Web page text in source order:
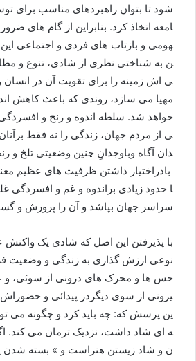
شود تا بتوان راهبردهای مناسب برای
امعه اتخاذ کرد. بنابراین از گام های
هومی و بازتاب های فردی و اجتماعی این
ن به شناختی نظری از شادی، تنوع و
ی اش زمینه را برای تقویت آن در انسان
مهیا می سازد، روندی که باعث کاهش
خواهد شد. سلطه اندوه و رنج و
ی از مردم جهان، زندگی را نه فقط برآنان
دان آگاه وباوجدانِ چنین وضعیتی تلخ و
بادراختيار داشتن ظرفيت های عظيم
ا حدود زیادی براندوه و غم و افسردگی
سراسر جهان بپاشد و آن را پرورش و
با پذیرفتن این اصل که شادی یک واکنش
نوعی ارزش گذاری به زندگی و وضعیت
حس ها و محرک های درونی از سوئی، و
یرونی از سوی دیگردر پیدائی و حضوراش
ین پرسش که: چه باید کرد و چگونه می
ه ای شاد داشت، نزدیک ترمان می کند.
ن و شاد زيستن هنراست و » بسته شدن